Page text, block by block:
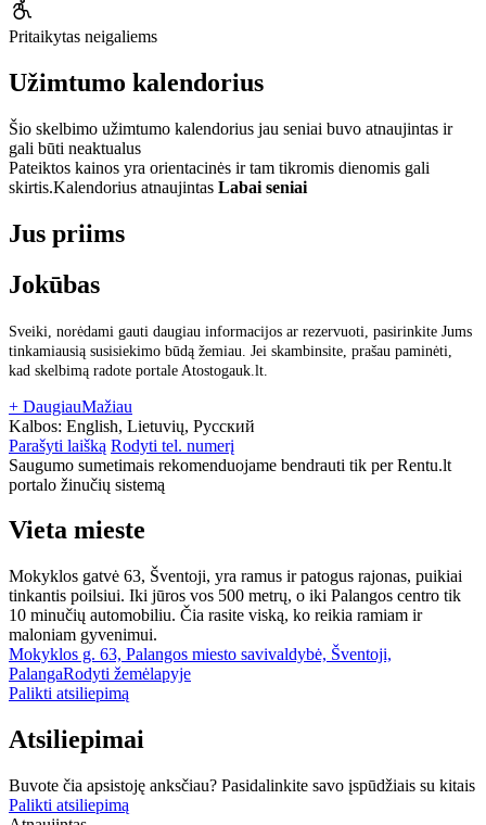
Pritaikytas neigaliems
Užimtumo kalendorius
Šio skelbimo užimtumo kalendorius jau seniai buvo atnaujintas ir
gali būti neaktualus
Pateiktos kainos yra orientacinės ir tam tikromis dienomis gali
skirtis.Kalendorius atnaujintas Labai seniai
Jus priims
Jokūbas
Sveiki, norėdami gauti daugiau informacijos ar rezervuoti, pasirinkite Jums
tinkamiausią susisiekimo būdą žemiau. Jei skambinsite, prašau paminėti,
kad skelbimą radote portale Atostogauk.lt.
+ DaugiauMažiau
Kalbos: English, Lietuvių, Русский
Parašyti laišką Rodyti tel. numerį
Saugumo sumetimais rekomenduojame bendrauti tik per Rentu.lt
portalo žinučių sistemą
Vieta mieste
Mokyklos gatvė 63, Šventoji, yra ramus ir patogus rajonas, puikiai
tinkantis poilsiui. Iki jūros vos 500 metrų, o iki Palangos centro tik
10 minučių automobiliu. Čia rasite viską, ko reikia ramiam ir
maloniam gyvenimui.
Mokyklos g. 63, Palangos miesto savivaldybė, Šventoji,
PalangaRodyti žemėlapyje
Palikti atsiliepimą
Atsiliepimai
Buvote čia apsistoję anksčiau? Pasidalinkite savo įspūdžiais su kitais
Palikti atsiliepimą